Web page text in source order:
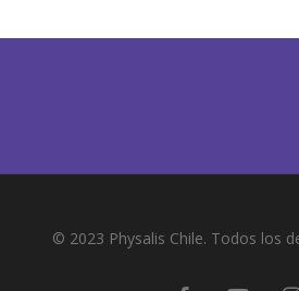
© 2023 Physalis Chile. Todos los